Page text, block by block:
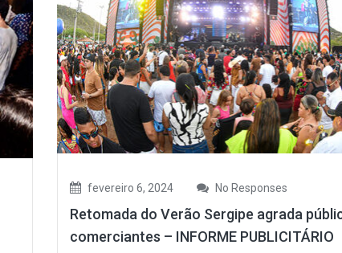
fevereiro 6, 2024 No Responses
Retomada do Verão Sergipe agrada
comerciantes – INFORME PUBLICITÁRIO